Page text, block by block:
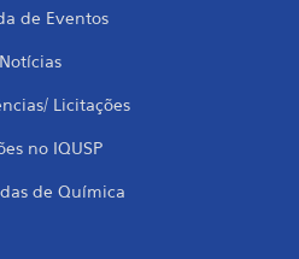
de Eventos
Notícias
Licitações
no IQUSP
de Química